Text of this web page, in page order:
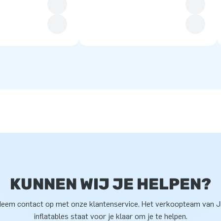
KUNNEN WIJ JE HELPEN?
contact op met onze klantenservice. Het verkoopteam van
inflatables staat voor je klaar om je te helpen.